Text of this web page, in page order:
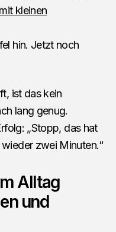
kleinen
hin. Jetzt noch
ist das kein
lang genug.
„Stopp, das hat
zwei Minuten.“
Alltag
und